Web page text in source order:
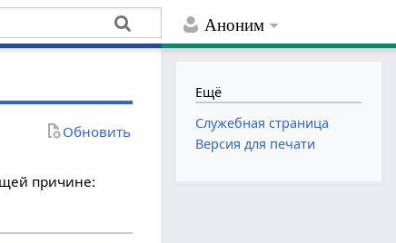
Аноним
Обновить
причине:
Ещё
Служебная страница
Версия для печати